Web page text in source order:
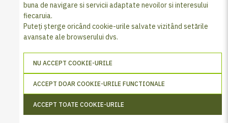
Altele
buna de navigare si servicii adaptate nevoilor si interesului
fiecaruia.
Puteți șterge oricând cookie-urile salvate vizitând setările
avansate ale browserului dvs.
NU ACCEPT COOKIE-URILE
ACCEPT DOAR COOKIE-URILE FUNCTIONALE
ACCEPT TOATE COOKIE-URILE